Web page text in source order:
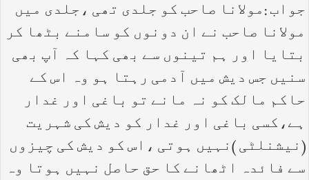
جواب :مولانا صاحب کو جلدی تھی ،جلدی میں
مولانا صاحب نے ان دونوں کو سامنے بٹھا کر
بتایا اور ہم تینوں سے بھی کہا کہ آپ بھی
سنیں جس دیش میں آدمی رہتا ہو وہ اس کے
حاکم مالک کو نہ مانے تو باغی اور غدار
ہے،کسی باغی اور غدار کو دیش کی شہریت
(نیشنلٹی )نہیں ہوتی ،اس کو دیش کی چیزوں
سے فائدہ اٹھانے کا حق حاصل نہیں ہوتا وہ